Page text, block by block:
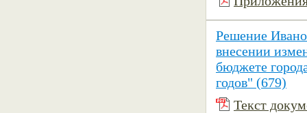
Решение
внесении
бюджете
годов" (679)
Текст